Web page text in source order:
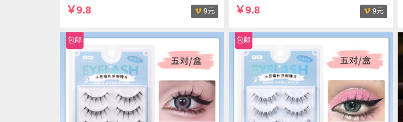
￥9.8 9元 ￥9.8 9元
包邮 包邮